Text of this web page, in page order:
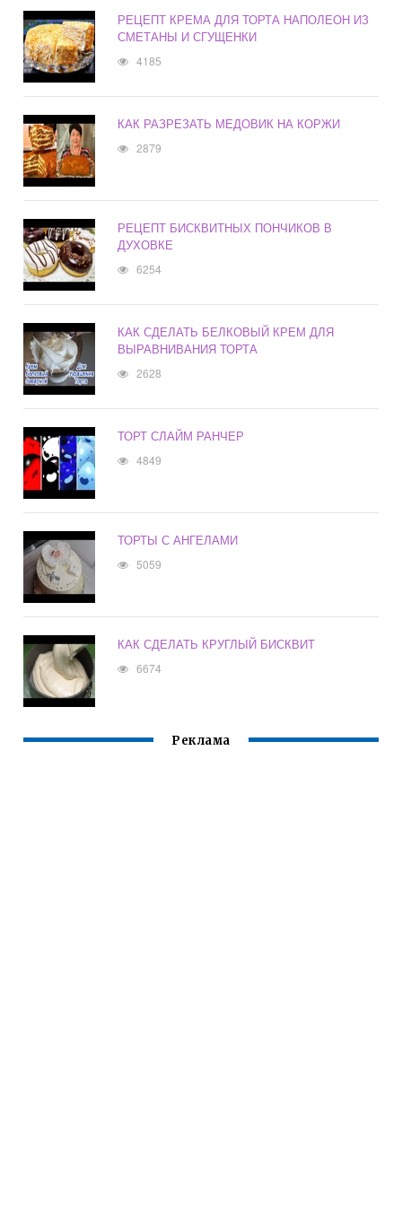
РЕЦЕПТ КРЕМА ДЛЯ ТОРТА НАПОЛЕОН ИЗ
СМЕТАНЫ И СГУЩЕНКИ
4185
КАК РАЗРЕЗАТЬ МЕДОВИК НА КОРЖИ
2879
РЕЦЕПТ БИСКВИТНЫХ ПОНЧИКОВ В
ДУХОВКЕ
6254
КАК СДЕЛАТЬ БЕЛКОВЫЙ КРЕМ ДЛЯ
ВЫРАВНИВАНИЯ ТОРТА
2628
ТОРТ СЛАЙМ РАНЧЕР
4849
ТОРТЫ С АНГЕЛАМИ
5059
КАК СДЕЛАТЬ КРУГЛЫЙ БИСКВИТ
6674
Реклама